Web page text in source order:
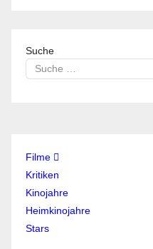
Suche
Filme
Kritiken
Kinojahre
Heimkinojahre
Stars